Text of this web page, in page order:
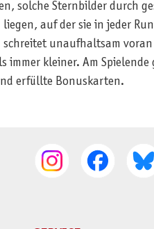
solche Sternbilder durch
auf der sie in jeder
unaufhaltsam
immer kleiner. Am
erfüllte Bonuskarten.